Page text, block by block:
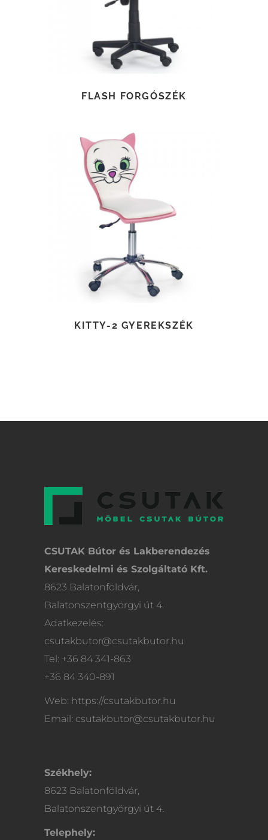
FLASH FORGÓSZÉK
TOVÁBB OLVASOM
KITTY-2 GYEREKSZÉK
CSUTAK Bútor és Lakberendezés
Kereskedelmi és Szolgáltató Kft.
8623 Balatonföldvár,
Balatonszentgyörgyi út 4.
Adatkezelés:
csutakbutor@csutakbutor.hu
Tel: +36 84 341-863
+36 84 340-891
Web: https://csutakbutor.hu
Email: csutakbutor@csutakbutor.hu
Székhely:
8623 Balatonföldvár,
Balatonszentgyörgyi út 4.
Telephely: